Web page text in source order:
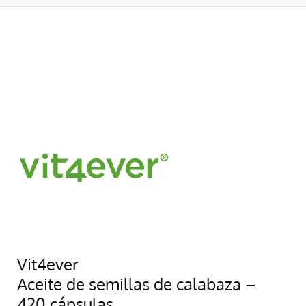
Vit4ever
Aceite de semillas de calabaza –